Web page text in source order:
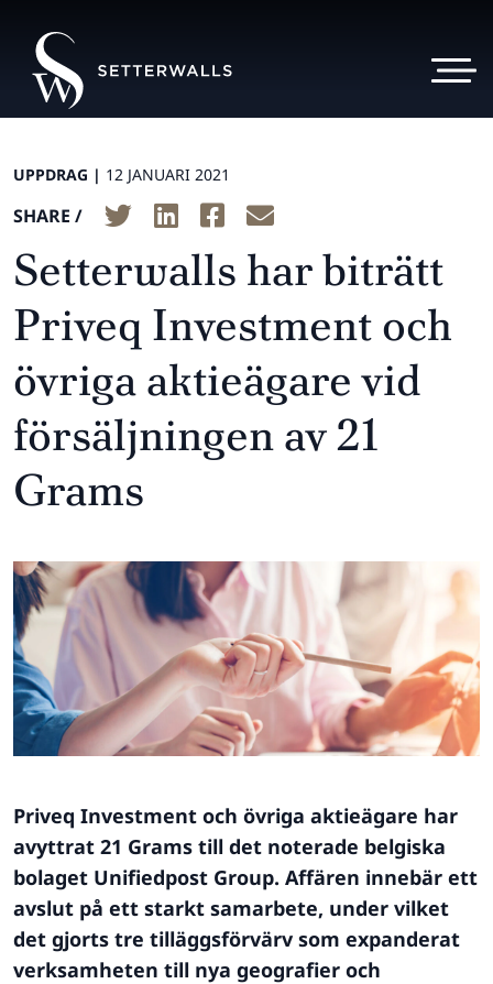
UPPDRAG | 12 JANUARI 2021
SHARE /
Setterwalls har biträtt
Priveq Investment och
övriga aktieägare vid
försäljningen av 21
Grams
Priveq Investment och övriga aktieägare har
avyttrat 21 Grams till det noterade belgiska
bolaget Unifiedpost Group. Affären innebär ett
avslut på ett starkt samarbete, under vilket
det gjorts tre tilläggsförvärv som expanderat
verksamheten till nya geografier och